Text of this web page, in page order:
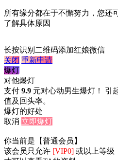
所有缘分都在于不懈努力，您还
了解具体原因
长按识别二维码添加红娘微信
关闭 重新申请
爆灯
对他爆灯
支付 9.9 元对心动男生爆灯！ 引
值及回头率。
爆灯的好处
取消 立即爆灯
你当前是【普通会员】
该会员只允许 [VIP0] 或以上等级